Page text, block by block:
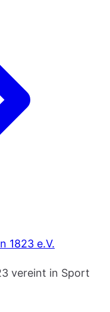
1823 e.V.
vereint in Sport